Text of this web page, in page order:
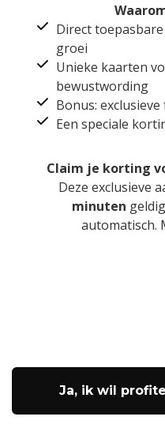
Direct
groei
Unieke kaarten
bewustwording
Bonus:
Een speciale
Claim je korting
Deze exclusieve
minuten
automatisch.
Ja, ik wil